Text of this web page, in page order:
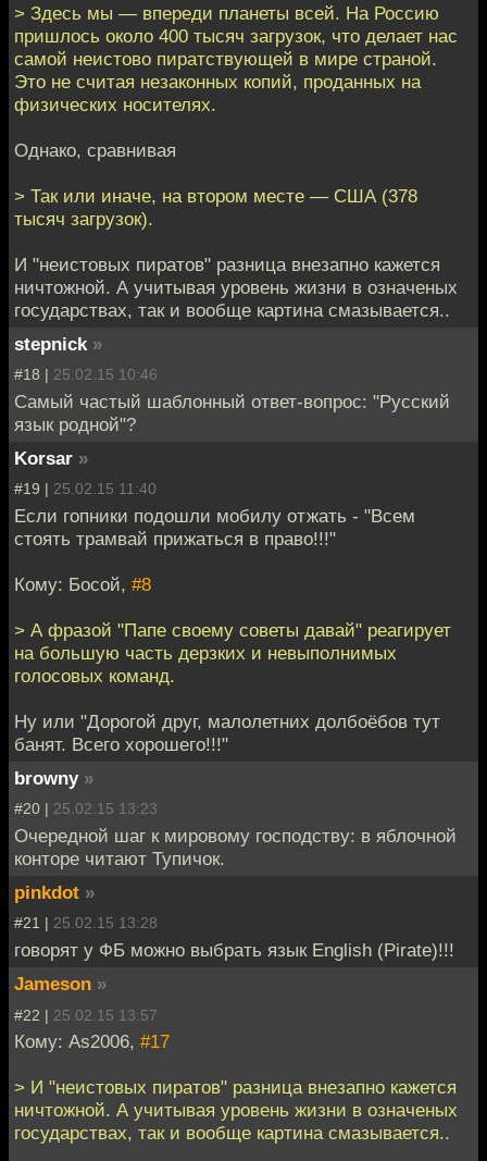
> Здесь мы — впереди планеты всей. На Россию
пришлось около 400 тысяч загрузок, что делает нас
самой неистово пиратствующей в мире страной.
Это не считая незаконных копий, проданных на
физических носителях.
Однако, сравнивая
> Так или иначе, на втором месте — США (378
тысяч загрузок).
И "неистовых пиратов" разница внезапно кажется
ничтожной. А учитывая уровень жизни в означеных
государствах, так и вообще картина смазывается..
stepnick »
#18 | 25.02.15 10:46
Самый частый шаблонный ответ-вопрос: "Русский
язык родной"?
Korsar »
#19 | 25.02.15 11:40
Если гопники подошли мобилу отжать - "Всем
стоять трамвай прижаться в право!!!"
Кому: Босой, #8
> А фразой "Папе своему советы давай" реагирует
на большую часть дерзких и невыполнимых
голосовых команд.
Ну или "Дорогой друг, малолетних долбоёбов тут
банят. Всего хорошего!!!"
browny »
#20 | 25.02.15 13:23
Очередной шаг к мировому господству: в яблочной
конторе читают Тупичок.
pinkdot »
#21 | 25.02.15 13:28
говорят у ФБ можно выбрать язык English (Pirate)!!!
Jameson »
#22 | 25.02.15 13:57
Кому: As2006, #17
> И "неистовых пиратов" разница внезапно кажется
ничтожной. А учитывая уровень жизни в означеных
государствах, так и вообще картина смазывается..